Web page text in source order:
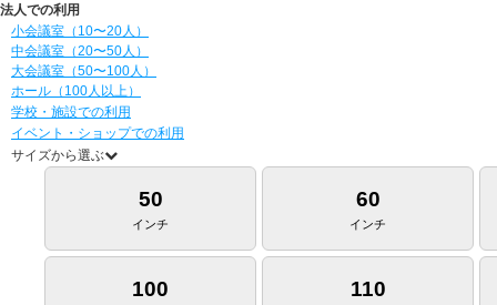
法人での利用
小会議室（10〜20人）
中会議室（20〜50人）
大会議室（50〜100人）
ホール（100人以上）
学校・施設での利用
イベント・ショップでの利用
サイズから選ぶ
50
インチ
60
インチ
100 110